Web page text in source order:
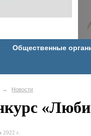
Общественные
→ Новости
2022 г.